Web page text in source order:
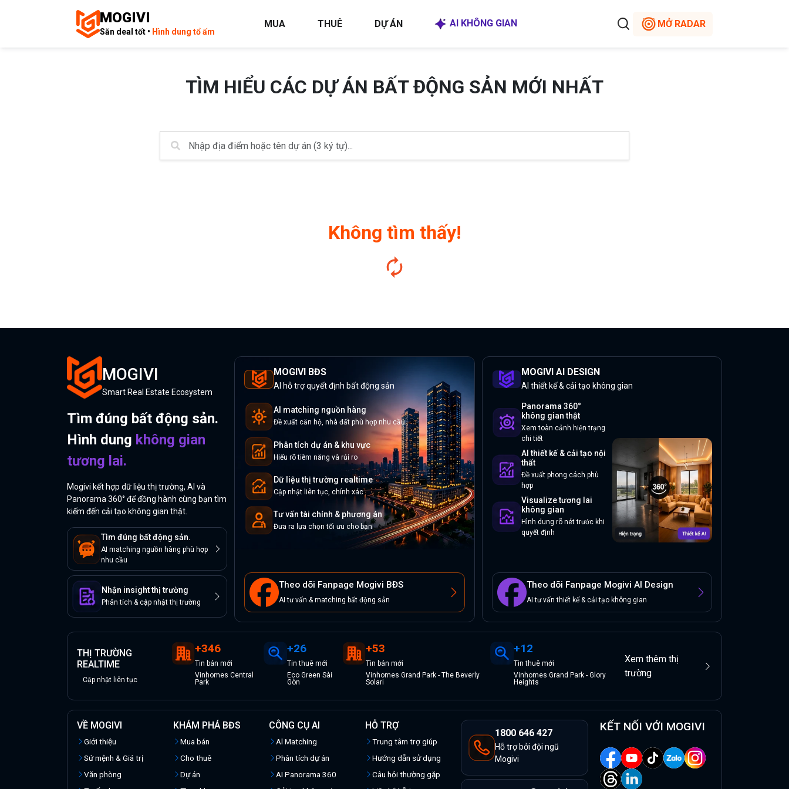
MOGIVI
Săn deal tốt • Hình dung tổ ấm
MUA THUÊ DỰ ÁN AI KHÔNG GIAN MỞ RADAR
TÌM HIỂU CÁC DỰ ÁN BẤT ĐỘNG SẢN MỚI NHẤT
Không tìm thấy!
MOGIVI
Smart Real Estate Ecosystem
Tìm đúng bất động sản.
Hình dung không gian
tương lai.
Mogivi kết hợp dữ liệu thị trường, AI và
Panorama 360° để đồng hành cùng bạn tìm
kiếm đến cải tạo không gian thật.
Tìm đúng bất động sản.
AI matching nguồn hàng phù hợp
nhu cầu
Nhận insight thị trường
Phân tích & cập nhật thị trường
MOGIVI BĐS
AI hỗ trợ quyết định bất động sản
AI matching nguồn hàng
Đề xuất căn hộ, nhà đất phù hợp nhu cầu
Phân tích dự án & khu vực
Hiểu rõ tiềm năng và rủi ro
Dữ liệu thị trường realtime
Cập nhật liên tục, chính xác
Tư vấn tài chính & phương án
Đưa ra lựa chọn tối ưu cho bạn
Theo dõi Fanpage Mogivi BĐS
AI tư vấn & matching bất động sản
MOGIVI AI DESIGN
AI thiết kế & cải tạo không gian
Panorama 360°
không gian thật
Xem toàn cảnh hiện trạng
chi tiết
AI thiết kế & cải tạo nội
thất
Đề xuất phong cách phù
hợp
Visualize tương lai
không gian
Hình dung rõ nét trước khi
quyết định
Theo dõi Fanpage Mogivi AI Design
AI tư vấn thiết kế & cải tạo không gian
THỊ TRƯỜNG
REALTIME
Cập nhật liên tục
+346
Tin bán mới
Vinhomes Central
Park
+26
Tinthuê mới
Eco Green Sài
Gòn
+53
Tin bán mới
Vinhomes Grand Park - The Beverly
Solari
+12
Tinthuê mới
Vinhomes Grand Park - Glory
Heights
Xem thêm thị
trường
VỀ MOGIVI
Giới thiệu
Sứ mệnh & Giá trị
Văn phòng
KHÁM PHÁ BĐS
Mua bán
Cho thuê
Dự án
CÔNG CỤ AI
Al Matching
Phân tích dự án
AI Panorama 360
HỖ TRỢ
Trung tâm trợ giúp
Hướng dẫn sử dụng
Câu hỏi thường gặp
1800 646 427
Hỗ trợ bởi đội ngũ
Mogivi
KẾT NỐI VỚI MOGIVI